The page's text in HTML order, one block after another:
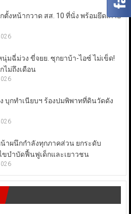
ตั้งหน้ากวาด สส. 10 ที่นั่ง พร้อมยึดเก้าอี้
มฉี่ม่วง ขี่จยย. ซุกยาบ้า-ไอซ์ ไม่เข็ด!
ไม่ถึงเดือน
บุกทำเนียบฯ ร้องปมพิพาทที่ดินวัดดัง
าผนึกกำลังทุกภาคส่วน ยกระดับ
ขบำบัดฟื้นฟูเด็กและเยาวชน